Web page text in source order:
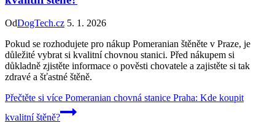
OdDogTech.cz 5. 1. 2026
Pokud se rozhodujete pro nákup Pomeranian štěněte v Praze, je
důležité vybrat si kvalitní chovnou stanici. Před nákupem si
důkladně zjistěte informace o pověsti chovatele a zajistěte si tak
zdravé a šťastné štěně.
Přečtěte si více Pomeranian chovná stanice Praha: Kde koupit
kvalitní štěně?